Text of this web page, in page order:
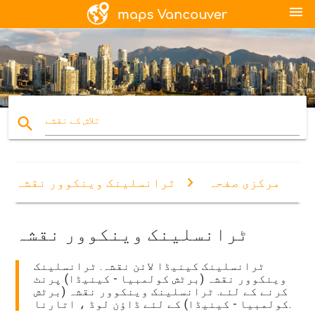
menu
search تلاش کے نقشے
مرکزی صفحہ ٹرانسلینک وینکوور نقشہ
ٹرانسلینک وینکوور نقشہ
ٹرانسلینک کینیڈا لائن نقشہ. ٹرانسلینک
وینکوور نقشہ (برٹش کولمبیا - کینیڈا) پرنٹ
کرنے کے لئے. ٹرانسلینک وینکوور نقشہ (برٹش
کولمبیا - کینیڈا) کے لئے ڈاؤن لوڈ ، اتارنا.